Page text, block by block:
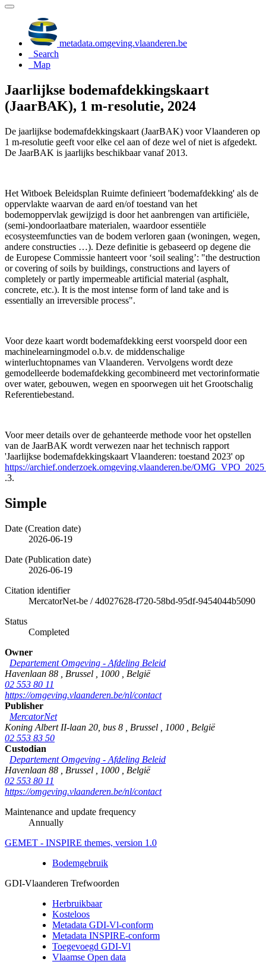
metadata.omgeving.vlaanderen.be
Search
Map
Jaarlijkse bodemafdekkingskaart
(JaarBAK), 1 m-resolutie, 2024
De jaarlijkse bodemafdekkingskaart (JaarBAK) voor Vlaanderen op
1 m-resolutie geeft voor elke cel aan of deze wel of niet is afgedekt.
De JaarBAK is jaarlijks beschikbaar vanaf 2013.
Het Witboek Beleidsplan Ruimte definieert 'bodemafdekking' als de
oppervlakte waarvan de aard en/of toestand van het
bodemoppervlak gewijzigd is door het aanbrengen van artificiële,
(semi-)ondoorlaatbare materialen, waardoor essentiële
ecosysteemfuncties van de bodem verloren gaan (woningen, wegen,
andere constructies …). Deze definitie is gebaseerd op degene die
de Europese Commissie hanteert voor ‘soil sealing’: "the destruction
or covering of soils by buildings, constructions and layers of
completely or partly impermeable artificial material (asphalt,
concrete, etc.). It is the most intense form of land take and is
essentially an irreversible process".
Voor deze kaart wordt bodemafdekking eerst voorspeld door een
machinelearningmodel o.b.v. de middenschalige
winterluchtopnames van Vlaanderen. Vervolgens wordt deze
gemodelleerde bodemafdekking gecombineerd met vectorinformatie
over water, gebouwen, wegen en spoorwegen uit het Grootschalig
Referentiebestand.
Voor meer details over de gehanteerde methode voor het opstellen
van de JaarBAK wordt verwezen naar het technisch rapport
'Jaarlijkse bodemafdekkingskaart Vlaanderen: toestand 2023' op
https://archief.onderzoek.omgeving.vlaanderen.be/
.3.
Simple
Date (Creation date)
2026-06-19
Date (Publication date)
2026-06-19
Citation identifier
MercatorNet-be /4d027628-f720-58bd-95df-9454044b5090
Status
Completed
Owner
Departement Omgeving - Afdeling Beleid
Havenlaan 88
Brussel 1000
België
02 553 80 11
https://omgeving.vlaanderen.be/nl/contact
Publisher
MercatorNet
Koning Albert II-laan 20, bus 8
Brussel 1000
België
02 553 83 50
Custodian
Departement Omgeving - Afdeling Beleid
Havenlaan 88
Brussel 1000
België
02 553 80 11
https://omgeving.vlaanderen.be/nl/contact
Maintenance and update frequency
Annually
GEMET - INSPIRE themes, version 1.0
Bodemgebruik
GDI-Vlaanderen Trefwoorden
Herbruikbaar
Kosteloos
Metadata GDI-Vl-conform
Metadata INSPIRE-conform
Toegevoegd GDI-Vl
Vlaamse Open data